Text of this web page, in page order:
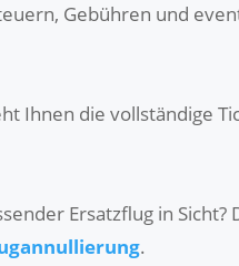
Gebühren und
Ihnen die vollständige
Ersatzflug in
.